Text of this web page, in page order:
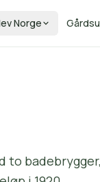
Norge
to badebrygger,